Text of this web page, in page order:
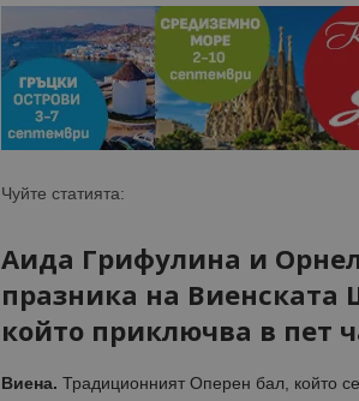
Чуйте статията:
Аида Грифулина и
празника на Виенската
който приключва в пет
Виена. Традиционният Оперен бал, който